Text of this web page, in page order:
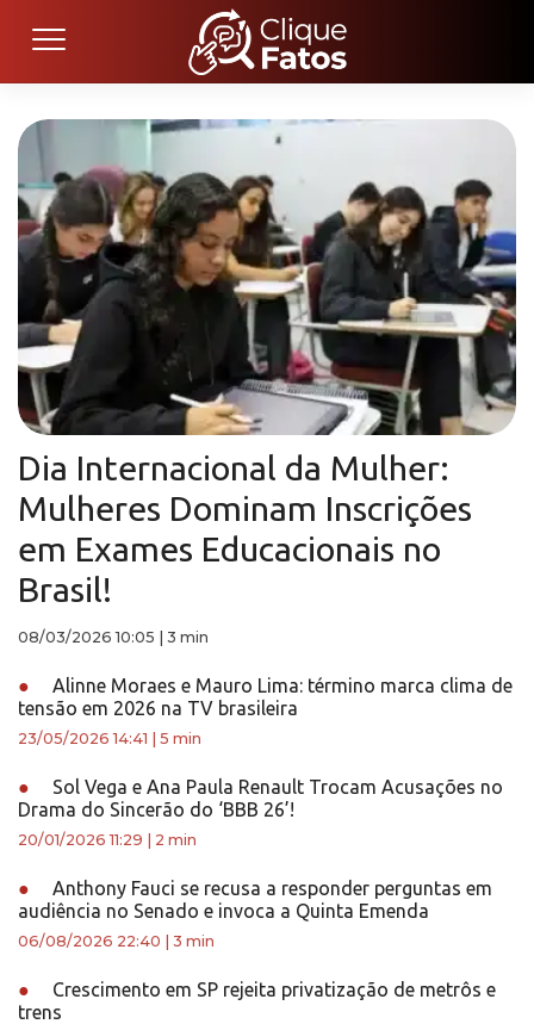
Dia Internacional da Mulher:
Mulheres Dominam Inscrições
em Exames Educacionais no
Brasil!
08/03/2026 10:05 3 min
●
Alinne Moraes e Mauro Lima: término marca clima de
tensão em 2026 na TV brasileira
23/05/2026 14:41 5 min
●
Sol Vega e Ana Paula Renault Trocam Acusações no
Drama do Sincerão do ‘BBB 26’!
20/01/2026 11:29 2 min
●
Anthony Fauci se recusa a responder perguntas em
audiência no Senado e invoca a Quinta Emenda
06/08/2026 22:40 3 min
●
Crescimento em SP rejeita privatização de metrôs e
trens